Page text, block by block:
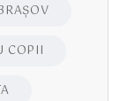
COPII